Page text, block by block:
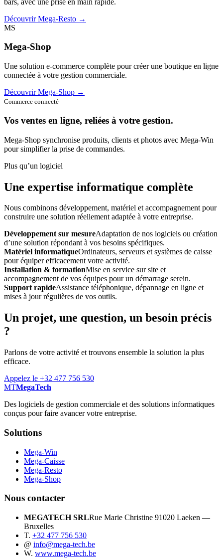
Découvrir Mega-Resto →
MS
Mega-Shop
Une solution e-commerce complète pour créer une boutique en ligne
connectée à votre gestion commerciale.
Découvrir Mega-Shop →
Commerce connecté
Vos ventes en ligne, reliées à votre gestion.
Mega-Shop synchronise produits, clients et photos avec Mega-Win
pour simplifier la prise de commandes.
Plus qu’un logiciel
Une expertise informatique complète
Nous combinons développement, matériel et accompagnement pour
construire une solution réellement adaptée à votre entreprise.
Développement sur mesureAdaptation de nos logiciels ou création
d’une solution répondant à vos besoins spécifiques.
Matériel informatiqueOrdinateurs, serveurs et systèmes de caisse
pour équiper efficacement votre activité.
Installation & formationMise en service sur site et
accompagnement de vos équipes pour un démarrage serein.
Support rapideAssistance téléphonique, dépannage en ligne et
mises à jour régulières de vos outils.
Un projet, une question, un besoin précis
?
Parlons de votre activité et trouvons ensemble la solution la plus
efficace.
Appelez le +32 477 756 530
MTMegaTech
Des logiciels de gestion commerciale et des solutions informatiques
conçus pour faire avancer votre entreprise.
Solutions
Mega-Win
Mega-Caisse
Mega-Resto
Mega-Shop
Nous contacter
MEGATECH SRLRue Marie Christine 91020 Laeken —
Bruxelles
T. +32 477 756 530
@ info@mega-tech.be
W. www.mega-tech.be